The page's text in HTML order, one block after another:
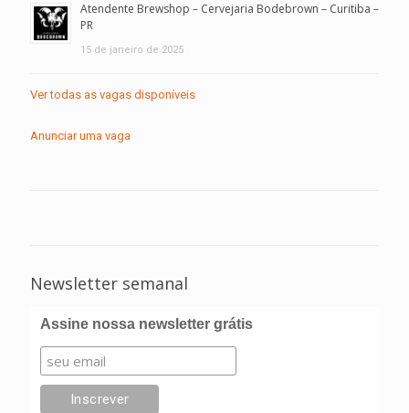
Atendente Brewshop – Cervejaria Bodebrown – Curitiba –
PR
15 de janeiro de 2025
Ver todas as vagas disponíveis
Anunciar uma vaga
Newsletter semanal
Assine nossa newsletter grátis